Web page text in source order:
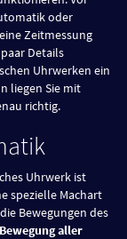
oder
Zeitmessung
Details
Uhrwerken ein
liegen Sie mit
richtig.
Uhrwerk ist
spezielle Machart
Bewegungen des
aller